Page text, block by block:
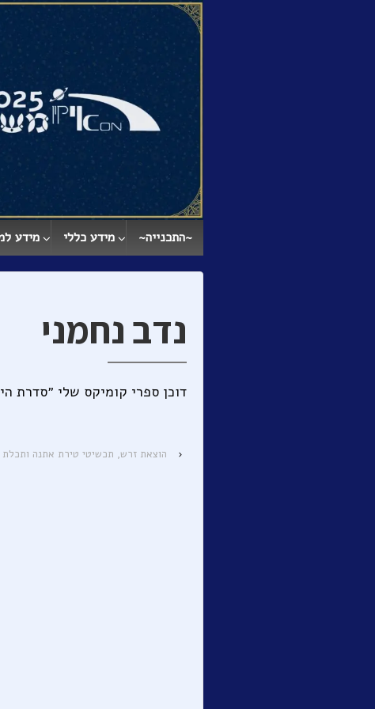
↓
~התכנייה~ מידע כללי מידע
נדב נחמני
דוכן ספרי קומיקס שלי ״סדרת
‹ הוצאת זרש, תכשיטי טירת אתנה ותכלת ART